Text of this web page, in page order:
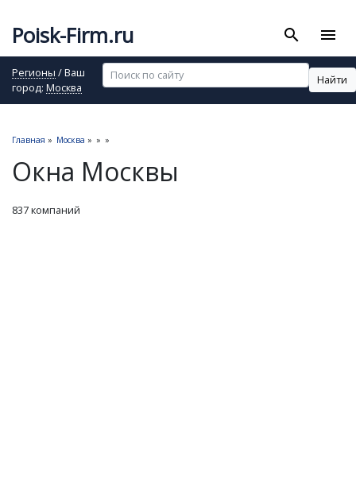
Poisk-Firm.ru search menu
Регионы / Ваш
город: Москва
Найти
Главная » Москва » » »
Окна Москвы
837 компаний